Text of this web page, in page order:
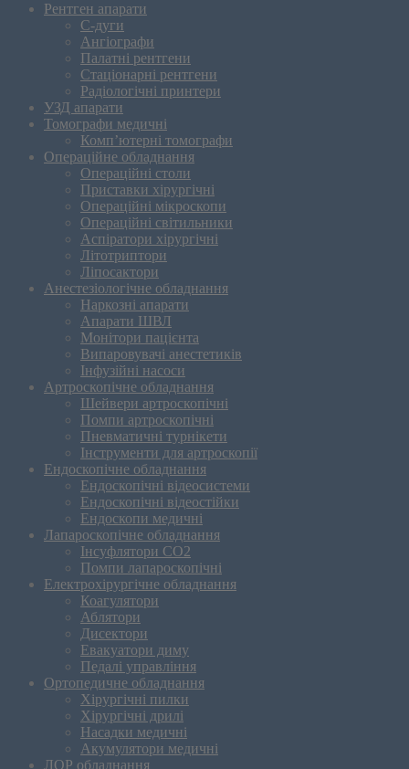
Рентген апарати
С-дуги
Ангіографи
Палатні рентгени
Стаціонарні рентгени
Радіологічні принтери
УЗД апарати
Томографи медичні
Комп’ютерні томографи
Операційне обладнання
Операційні столи
Приставки хірургічні
Операційні мікроскопи
Операційні світильники
Аспіратори хірургічні
Літотриптори
Ліпосактори
Анестезіологічне обладнання
Наркозні апарати
Апарати ШВЛ
Монітори пацієнта
Випаровувачі анестетиків
Інфузійні насоси
Артроскопічне обладнання
Шейвери артроскопічні
Помпи артроскопічні
Пневматичні турнікети
Інструменти для артроскопії
Ендоскопічне обладнання
Ендоскопічні відеосистеми
Ендоскопічні відеостійки
Ендоскопи медичні
Лапароскопічне обладнання
Інсуфлятори CO2
Помпи лапароскопічні
Електрохірургічне обладнання
Коагулятори
Аблятори
Дисектори
Евакуатори диму
Педалі управління
Ортопедичне обладнання
Хірургічні пилки
Хірургічні дрилі
Насадки медичні
Акумулятори медичні
ЛОР обладнання